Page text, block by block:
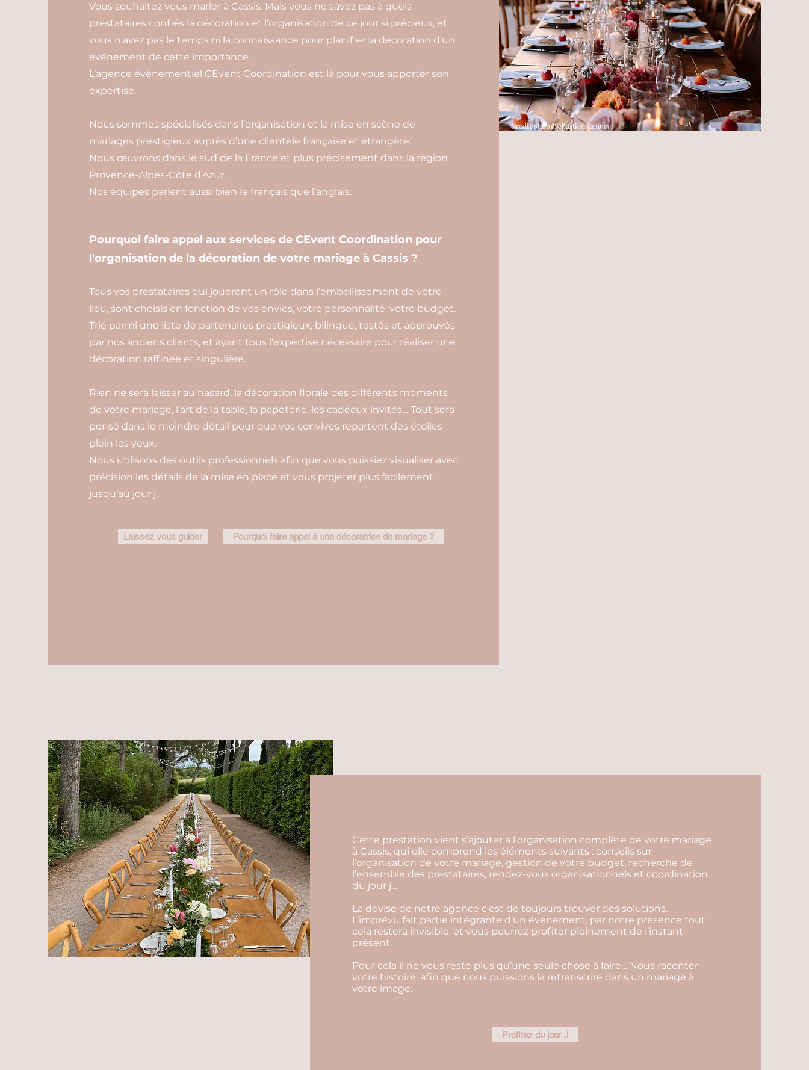
Vous souhaitez vous marier à Cassis. Mais vous ne savez pas à quels
prestataires confiés la décoration et l’organisation de ce jour si précieux, et
vous n’avez pas le temps ni la connaissance pour planifier la décoration d’un
événement de cette importance.
L’agence événementiel CEvent Coordination est là pour vous apporter son
expertise.
Nous sommes spécialisés dans l’organisation et la mise en scène de
mariages prestigieux auprès d’une clientèle française et étrangère.
Nous œuvrons dans le sud de la France et plus précisément dans la région
Provence-Alpes-Côte d’Azur.
Nos équipes parlent aussi bien le français que l’anglais.
Pourquoi faire appel aux services de CEvent Coordination pour
l'organisation de la décoration de votre mariage à Cassis ?
Tous vos prestataires qui joueront un rôle dans l’embellissement de votre
lieu, sont choisis en fonction de vos envies, votre personnalité, votre budget.
Trié parmi une liste de partenaires prestigieux, bilingue, testés et approuvés
par nos anciens clients, et ayant tous l’expertise nécessaire pour réaliser une
décoration raffinée et singulière.
Rien ne sera laisser au hasard, la décoration florale des différents moments
de votre mariage, l’art de la table, la papeterie, les cadeaux invités… Tout sera
pensé dans le moindre détail pour que vos convives repartent des étoiles
plein les yeux.
Nous utilisons des outils professionnels afin que vous puissiez visualiser avec
précision les détails de la mise en place et vous projeter plus facilement
jusqu’au jour j.
Laissez vous guider Pourquoi faire appel à une décoratrice de mariage ?
Crédit photo Sébastien Renucci
Cette prestation vient s’ajouter à l’organisation complète de votre mariage
à Cassis, qui elle comprend les éléments suivants : conseils sur
l’organisation de votre mariage, gestion de votre budget, recherche de
l’ensemble des prestataires, rendez-vous organisationnels et coordination
du jour j…
La devise de notre agence c'est de toujours trouver des solutions.
L’imprévu fait partie intégrante d’un événement, par notre présence tout
cela restera invisible, et vous pourrez profiter pleinement de l’instant
présent.
Pour cela il ne vous reste plus qu’une seule chose à faire… Nous raconter
votre histoire, afin que nous puissions la retranscrire dans un mariage à
votre image.
Profitez du jour J